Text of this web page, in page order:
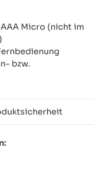
Micro (nicht im
bzw.